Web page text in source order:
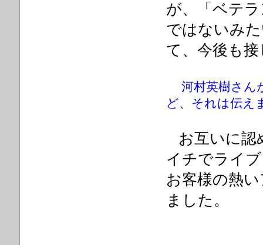
が、「ベテ
ではないみ
て、今後も
河村英樹さん
ど、それは伝え
お互いに認
イチでライ
お客様の熱
ました。